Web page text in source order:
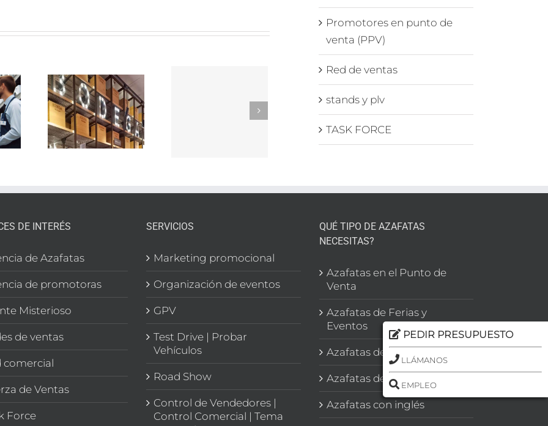
Trabaja
con
nosotros
como
herramienta
Promotores en punto de
venta (PPV)
Red de ventas
stands y plv
TASK FORCE
DE INTERÉS
de Azafatas
de promotoras
Misterioso
de ventas
comercial
de Ventas
Force
SERVICIOS
Marketing promocional
Organización de eventos
GPV
Test Drive | Probar
Vehículos
Road Show
Control de Vendedores |
Control Comercial | Tema
QUÉ TIPO DE AZAFATAS
NECESITAS?
Azafatas en el Punto de
Venta
Azafatas de Ferias y
Eventos
Azafatas de Congresos
Azafatas de Imagen
Azafatas con inglés
PEDIR PRESUPUESTO
LLÁMANOS
EMPLEO